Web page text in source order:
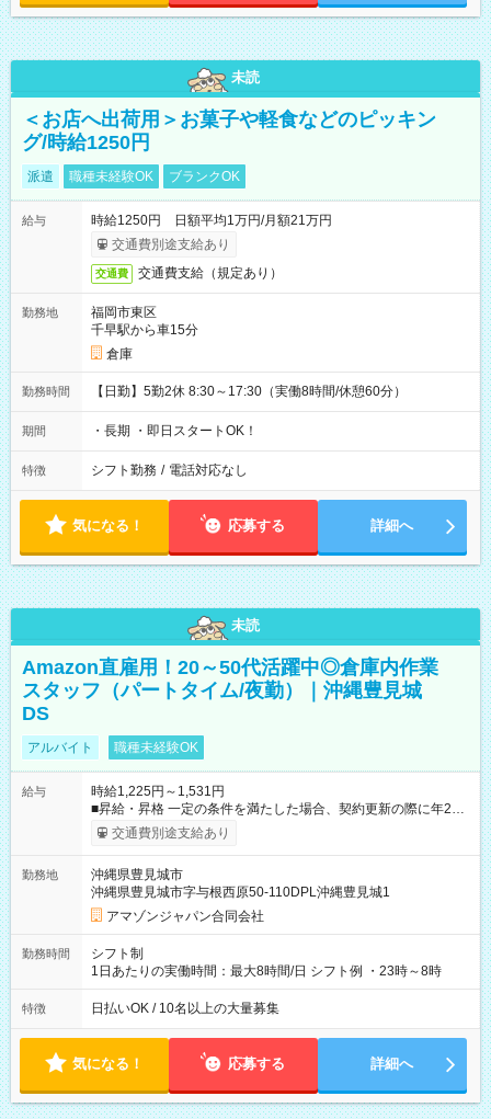
未読
＜お店へ出荷用＞お菓子や軽食などのピッキン
グ/時給1250円
派遣 職種未経験OK ブランクOK
給与
時給1250円 日額平均1万円/月額21万円
交通費別途支給あり
交通費 交通費支給（規定あり）
勤務地
福岡市東区
千早駅から車15分
倉庫
勤務時間 【日勤】5勤2休 8:30～17:30（実働8時間/休憩60分）
期間 ・長期 ・即日スタートOK！
特徴 シフト勤務 / 電話対応なし
気になる！ 応募する 詳細へ
未読
Amazon直雇用！20～50代活躍中◎倉庫内作業
スタッフ（パートタイム/夜勤）｜沖縄豊見城
DS
アルバイト 職種未経験OK
給与
時給1,225円～1,531円
■昇給・昇格 一定の条件を満たした場合、契約更新の際に年2回
まで昇給の機会があります。 ■正社員登用制度あり ※月末締/翌
月25日支払い ※時間外手当、別途支給 ※深夜割増賃金 (22:00～
☆Amazon直雇用で安定して働けます！ 【試用期間】試用期間
あり 試用期間の長さ：1週間 雇用形態、給与は本採用時と同じ
です。
交通費別途支給あり
勤務地
沖縄県豊見城市
沖縄県豊見城市字与根西原50-110DPL沖縄豊見城1
アマゾンジャパン合同会社
勤務時間
シフト制
1日あたりの実働時間：最大8時間/日 シフト例 ・23時～8時
特徴 日払いOK / 10名以上の大量募集
気になる！ 応募する 詳細へ